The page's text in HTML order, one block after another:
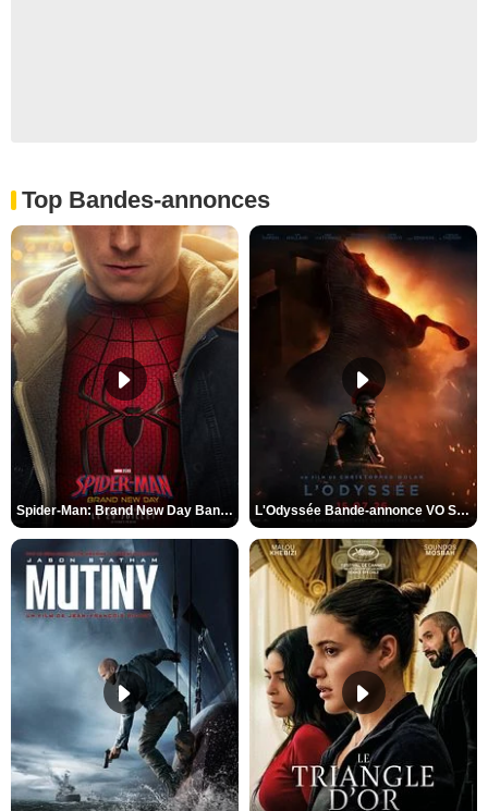
Top Bandes-annonces
Spider-Man: Brand New Day Bande-annonce VO STFR L'Odyssée Bande-annonce VO STFR